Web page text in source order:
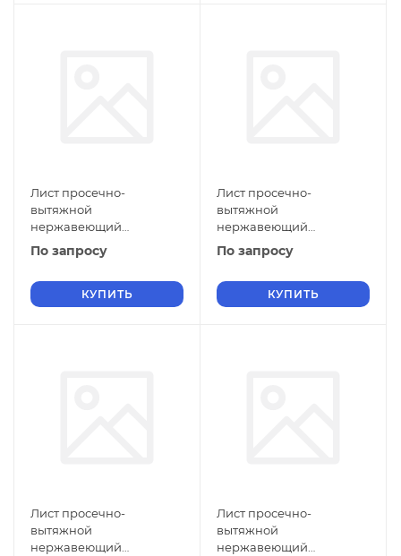
Лист просечно-
вытяжной
нержавеющий
5х500х1500 мм ПВЛ 308
12Х18Н10Т ГОСТ 8706-78
По запросу
КУПИТЬ
Лист просечно-
вытяжной
нержавеющий
5х1400х2000 мм ПВЛ 308
08Х18Н10 ГОСТ 8706-78
По запросу
КУПИТЬ
Лист просечно-
вытяжной
нержавеющий
Лист просечно-
вытяжной
нержавеющий